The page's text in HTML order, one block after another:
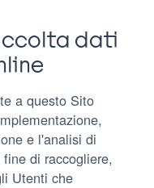
dati
a questo Sito
e l'analisi di
di raccogliere,
Utenti che